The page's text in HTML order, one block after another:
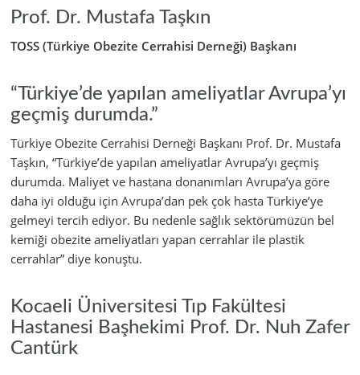
Prof. Dr. Mustafa Taşkın
TOSS (Türkiye Obezite Cerrahisi Derneği) Başkanı
“Türkiye’de yapılan ameliyatlar Avrupa’yı
geçmiş durumda.”
Türkiye Obezite Cerrahisi Derneği Başkanı Prof. Dr. Mustafa
Taşkın, “Türkiye’de yapılan ameliyatlar Avrupa’yı geçmiş
durumda. Maliyet ve hastana donanımları Avrupa’ya göre
daha iyi olduğu için Avrupa’dan pek çok hasta Türkiye’ye
gelmeyi tercih ediyor. Bu nedenle sağlık sektörümüzün bel
kemiği obezite ameliyatları yapan cerrahlar ile plastik
cerrahlar” diye konuştu.
Kocaeli Üniversitesi Tıp Fakültesi
Hastanesi Başhekimi Prof. Dr. Nuh Zafer
Cantürk